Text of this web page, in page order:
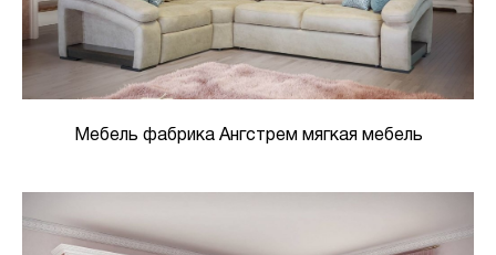
Мебель фабрика Ангстрем мягкая мебель